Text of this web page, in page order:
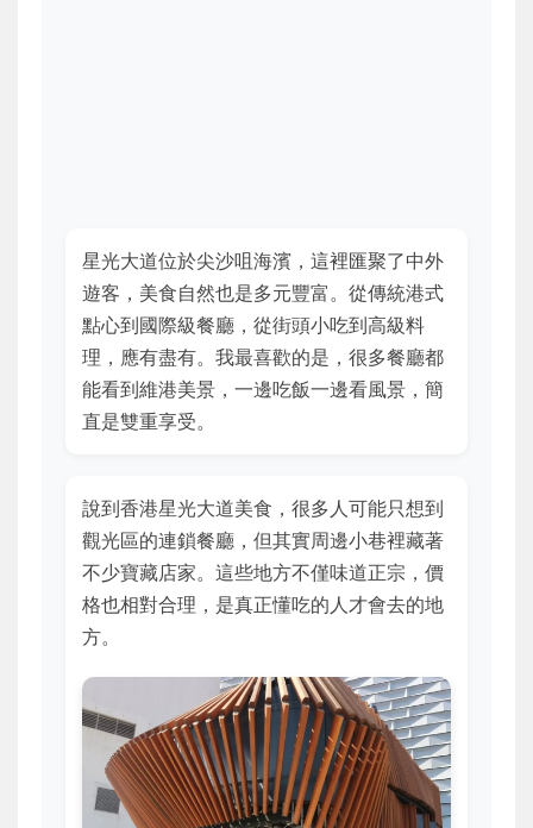
星光大道位於尖沙咀海濱，這裡匯聚了中外
遊客，美食自然也是多元豐富。從傳統港式
點心到國際級餐廳，從街頭小吃到高級料
理，應有盡有。我最喜歡的是，很多餐廳都
能看到維港美景，一邊吃飯一邊看風景，簡
直是雙重享受。
說到香港星光大道美食，很多人可能只想到
觀光區的連鎖餐廳，但其實周邊小巷裡藏著
不少寶藏店家。這些地方不僅味道正宗，價
格也相對合理，是真正懂吃的人才會去的地
方。